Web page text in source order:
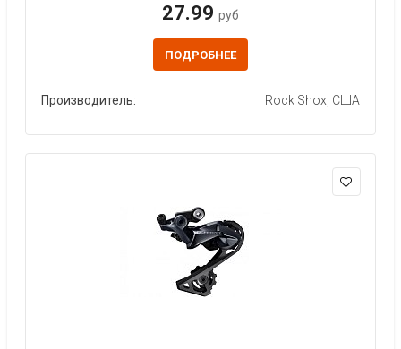
27.99 руб
ПОДРОБНЕЕ
Производитель: Rock Shox, США